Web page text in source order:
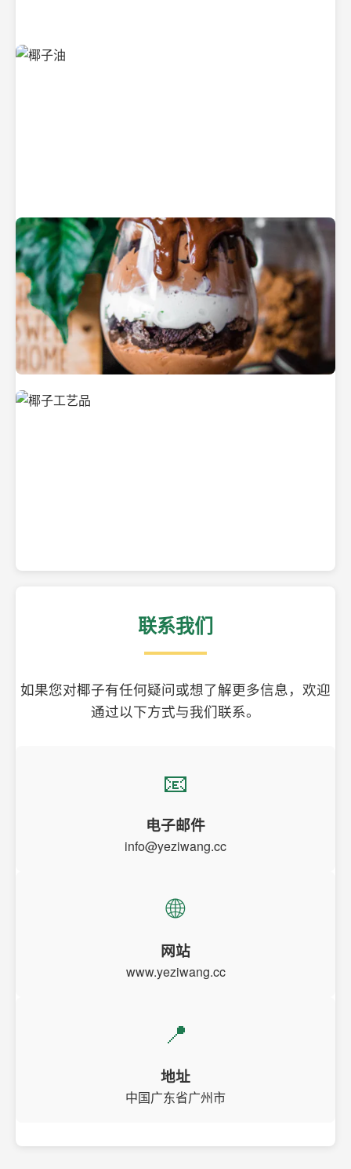
清凉解渴的椰子水
纯净的初榨椰子油
美味的椰子食品
联系我们
如果您对椰子有任何疑问或想了解更多信息，欢迎
通过以下方式与我们联系。
📧
电子邮件
info@yeziwang.cc
🌐
网站
www.yeziwang.cc
📍
地址
中国广东省广州市